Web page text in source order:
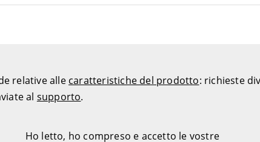
relative alle caratteristiche del prodotto: richieste
al supporto.
Ho letto, ho compreso e accetto le vostre